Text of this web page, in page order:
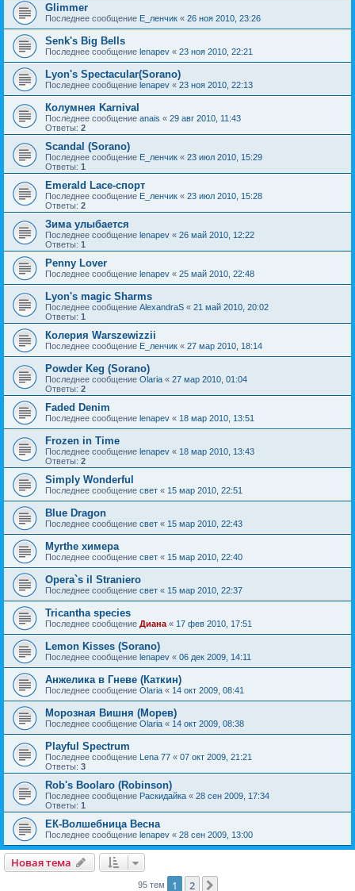
Glimmer
Последнее сообщение Е_ленчик « 26 ноя 2010, 23:26
Senk's Big Bells
Последнее сообщение lenapev « 23 ноя 2010, 22:21
Lyon's Spectacular(Sorano)
Последнее сообщение lenapev « 23 ноя 2010, 22:13
Колумнея Karnival
Последнее сообщение anais « 29 авг 2010, 11:43
Ответы: 2
Scandal (Sorano)
Последнее сообщение Е_ленчик « 23 июл 2010, 15:29
Ответы: 1
Emerald Lace-спорт
Последнее сообщение Е_ленчик « 23 июл 2010, 15:28
Ответы: 2
Зима улыбается
Последнее сообщение lenapev « 26 май 2010, 12:22
Ответы: 1
Penny Lover
Последнее сообщение lenapev « 25 май 2010, 22:48
Lyon's magic Sharms
Последнее сообщение AlexandraS « 21 май 2010, 20:02
Ответы: 1
Колерия Warszewizzii
Последнее сообщение Е_ленчик « 27 мар 2010, 18:14
Powder Keg (Sorano)
Последнее сообщение Olaria « 27 мар 2010, 01:04
Ответы: 2
Faded Denim
Последнее сообщение lenapev « 18 мар 2010, 13:51
Frozen in Time
Последнее сообщение lenapev « 18 мар 2010, 13:43
Ответы: 2
Simply Wonderful
Последнее сообщение свет « 15 мар 2010, 22:51
Blue Dragon
Последнее сообщение свет « 15 мар 2010, 22:43
Myrthe химера
Последнее сообщение свет « 15 мар 2010, 22:40
Opera`s il Straniero
Последнее сообщение свет « 15 мар 2010, 22:37
Tricantha species
Последнее сообщение Диана « 17 фев 2010, 17:51
Lemon Kisses (Sorano)
Последнее сообщение lenapev « 06 дек 2009, 14:11
Анжелика в Гневе (Каткин)
Последнее сообщение Olaria « 14 окт 2009, 08:41
Морозная Вишня (Морев)
Последнее сообщение Olaria « 14 окт 2009, 08:38
Playful Spectrum
Последнее сообщение Lena 77 « 07 окт 2009, 21:21
Ответы: 3
Rob's Boolaro (Robinson)
Последнее сообщение Раскидайка « 28 сен 2009, 17:34
Ответы: 1
ЕК-Волшебница Весна
Последнее сообщение lenapev « 28 сен 2009, 13:00
Новая тема
95 тем 1 2